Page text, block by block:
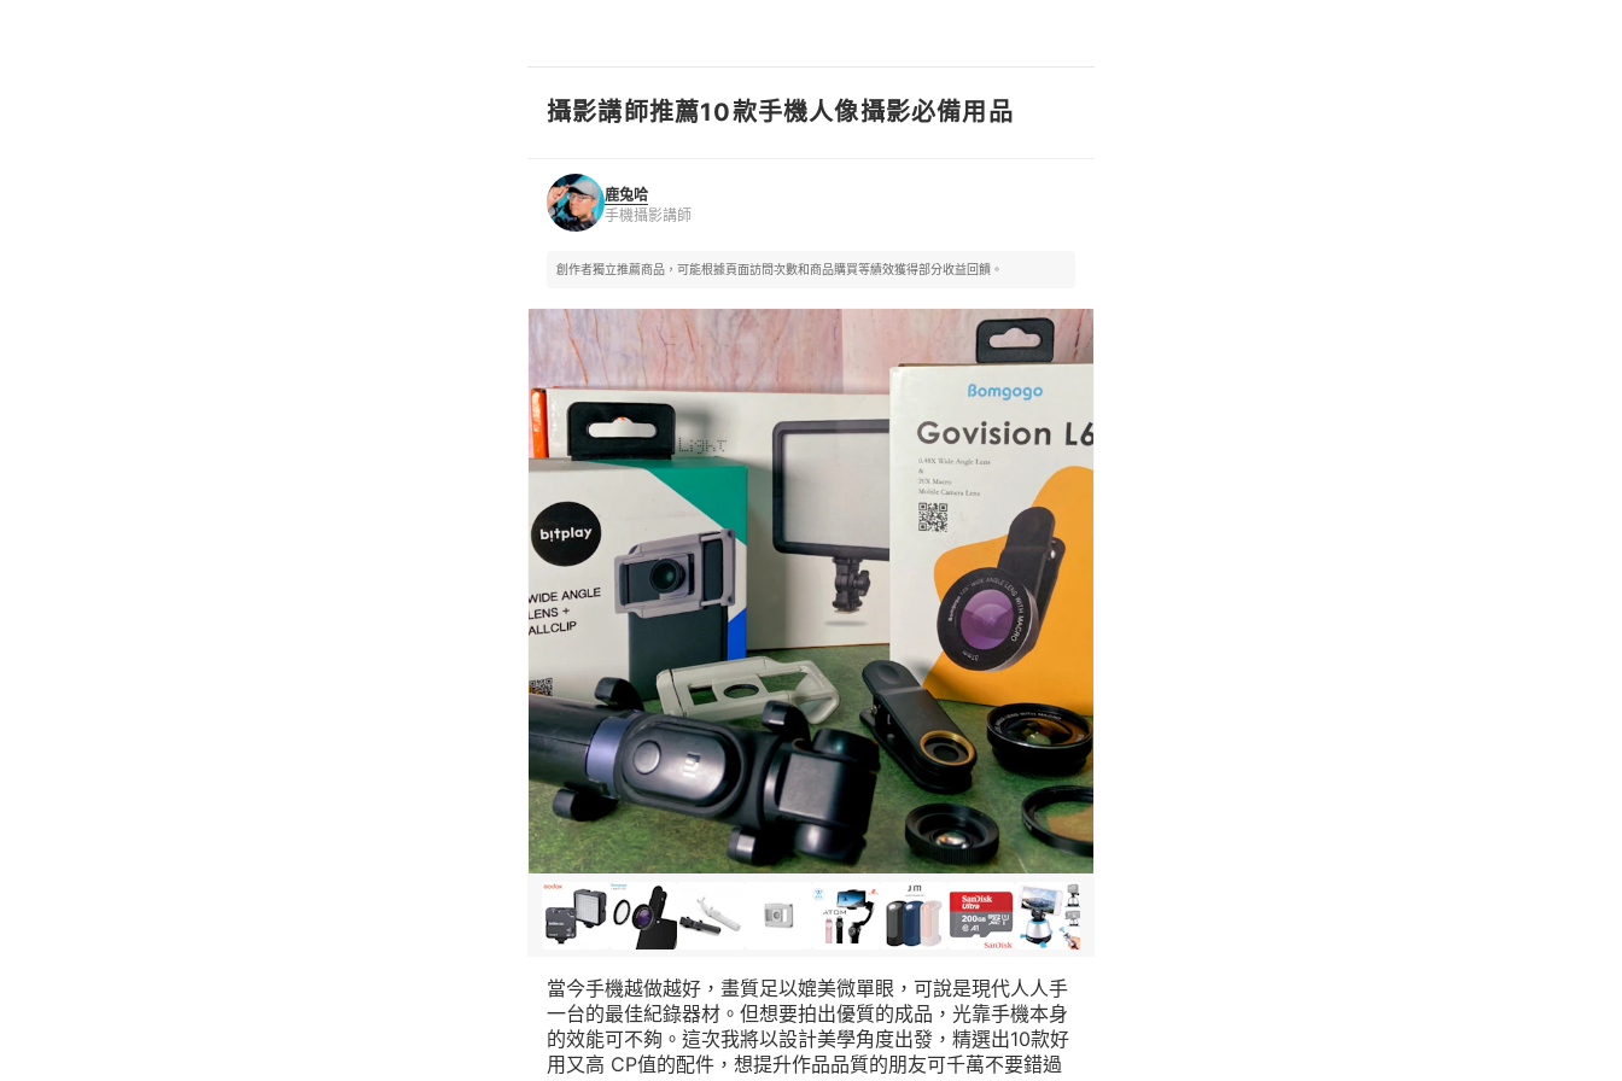
鹿兔哈
手機攝影講師
攝影講師推薦10款手機人像攝影必備用品
鹿兔哈
手機攝影講師
創作者獨立推薦商品，可能根據頁面訪問次數和商品購買等績效獲得部分收益回饋。
當今手機越做越好，畫質足以媲美微單眼，可說是現代人人手
一台的最佳紀錄器材。但想要拍出優質的成品，光靠手機本身
的效能可不夠。這次我將以設計美學角度出發，精選出10款好
用又高 CP值的配件，想提升作品品質的朋友可千萬不要錯過